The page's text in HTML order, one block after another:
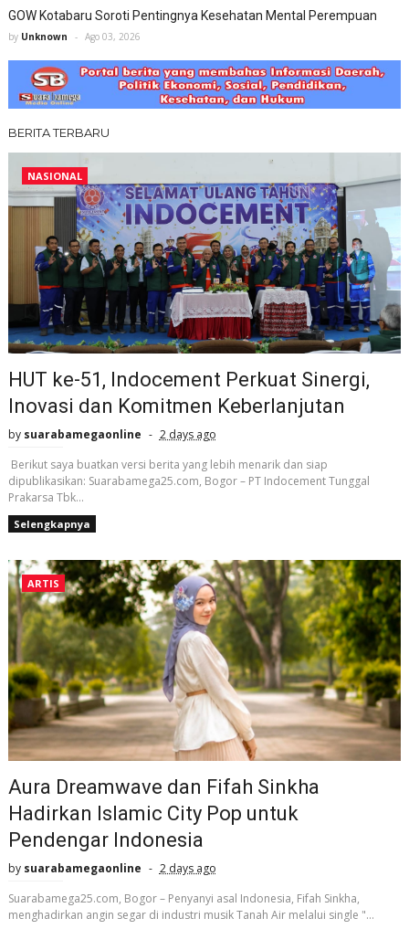
GOW Kotabaru Soroti Pentingnya Kesehatan Mental Perempuan
by Unknown Ago 03, 2026
BERITA TERBARU
NASIONAL
HUT ke-51, Indocement Perkuat Sinergi,
Inovasi dan Komitmen Keberlanjutan
by suarabamegaonline
2 days ago
Berikut saya buatkan versi berita yang lebih menarik dan siap
dipublikasikan: Suarabamega25.com, Bogor – PT Indocement Tunggal
Prakarsa Tbk...
Selengkapnya
ARTIS
Aura Dreamwave dan Fifah Sinkha
Hadirkan Islamic City Pop untuk
Pendengar Indonesia
by suarabamegaonline
2 days ago
Suarabamega25.com, Bogor – Penyanyi asal Indonesia, Fifah Sinkha,
menghadirkan angin segar di industri musik Tanah Air melalui single "...